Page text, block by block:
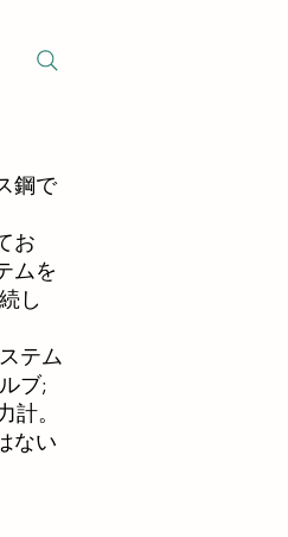
鋼で
お
ムを
し
テム
ブ;
。
ない